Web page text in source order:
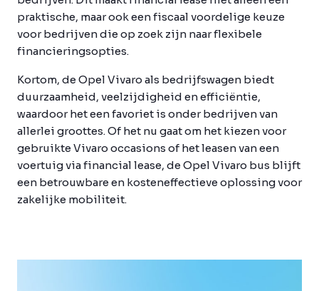
praktische, maar ook een fiscaal voordelige keuze
voor bedrijven die op zoek zijn naar flexibele
financieringsopties.
Kortom, de Opel Vivaro als bedrijfswagen biedt
duurzaamheid, veelzijdigheid en efficiëntie,
waardoor het een favoriet is onder bedrijven van
allerlei groottes. Of het nu gaat om het kiezen voor
gebruikte Vivaro occasions of het leasen van een
voertuig via financial lease, de Opel Vivaro bus blijft
een betrouwbare en kosteneffectieve oplossing voor
zakelijke mobiliteit.